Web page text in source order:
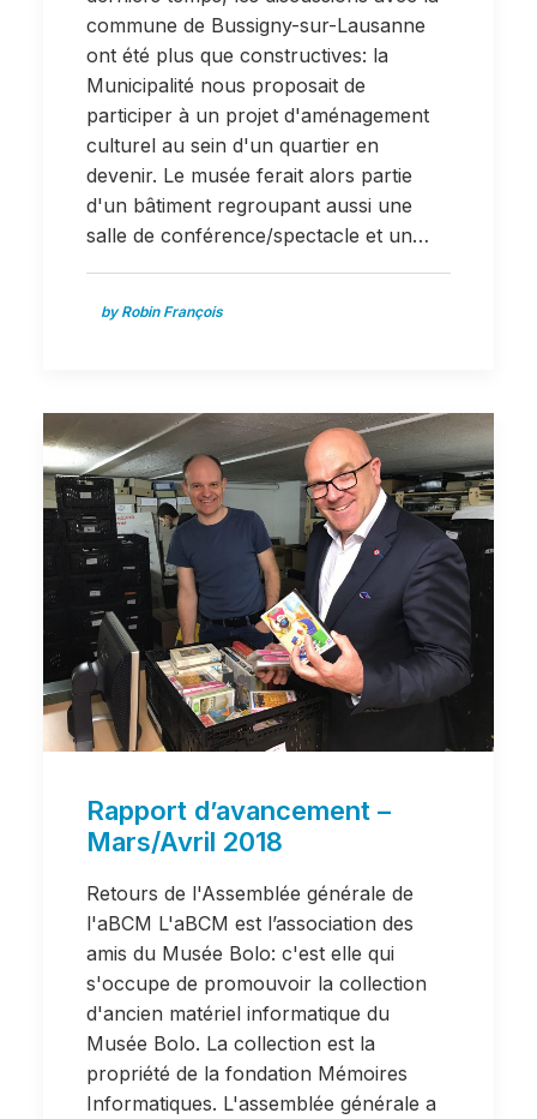
commune de Bussigny-sur-Lausanne
ont été plus que constructives: la
Municipalité nous proposait de
participer à un projet d'aménagement
culturel au sein d'un quartier en
devenir. Le musée ferait alors partie
d'un bâtiment regroupant aussi une
salle de conférence/spectacle et un…
by Robin François
Rapport d’avancement –
Mars/Avril 2018
Retours de l'Assemblée générale de
l'aBCM L'aBCM est l’association des
amis du Musée Bolo: c'est elle qui
s'occupe de promouvoir la collection
d'ancien matériel informatique du
Musée Bolo. La collection est la
propriété de la fondation Mémoires
Informatiques. L'assemblée générale a